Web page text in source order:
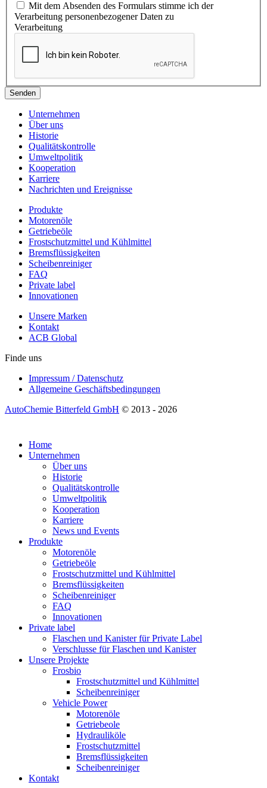
Mit dem Absenden des Formulars stimme ich der
Verarbeitung personenbezogener Daten zu
Verarbeitung
Senden
Unternehmen
Über uns
Historie
Qualitätskontrolle
Umweltpolitik
Kooperation
Karriere
Nachrichten und Ereignisse
Produkte
Motorenöle
Getriebeöle
Frostschutzmittel und Kühlmittel
Bremsflüssigkeiten
Scheibenreiniger
FAQ
Private label
Innovationen
Unsere Marken
Kontakt
ACB Global
Finde uns
Impressum / Datenschutz
Allgemeine Geschäftsbedingungen
AutoChemie Bitterfeld GmbH © 2013 - 2026
Home
Unternehmen
Über uns
Historie
Qualitätskontrolle
Umweltpolitik
Kooperation
Karriere
News und Events
Produkte
Motorenöle
Getriebeöle
Frostschutzmittel und Kühlmittel
Bremsflüssigkeiten
Scheibenreiniger
FAQ
Innovationen
Private label
Flaschen und Kanister für Private Label
Verschlusse für Flaschen und Kanister
Unsere Projekte
Frosbio
Frostschutzmittel und Kühlmittel
Scheibenreiniger
Vehicle Power
Motorenöle
Getriebeole
Hydrauliköle
Frostschutzmittel
Bremsflüssigkeiten
Scheibenreiniger
Kontakt